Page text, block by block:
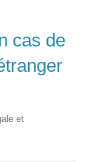
cas de
et